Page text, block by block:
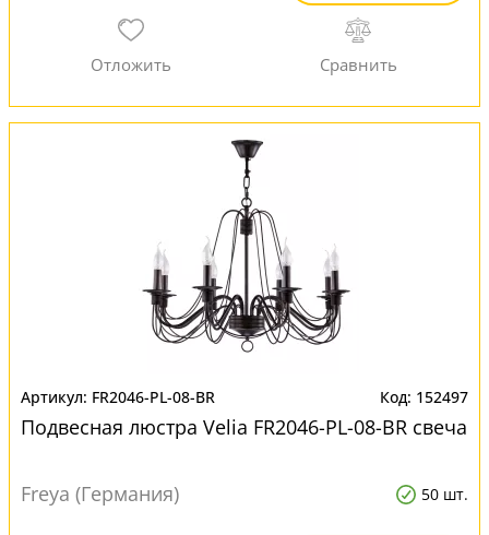
FR2046-PL-08-BR 152497
Подвесная люстра Velia FR2046-PL-08-BR свеча
Freya (Германия) 50 шт.